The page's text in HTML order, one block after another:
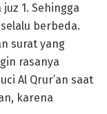
1. Sehingga
berbeda.
surat yang
rasanya
Al Qrur’an saat
karena